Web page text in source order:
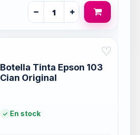
− +
♡
Botella Tinta Epson 103
Cian Original
En stock